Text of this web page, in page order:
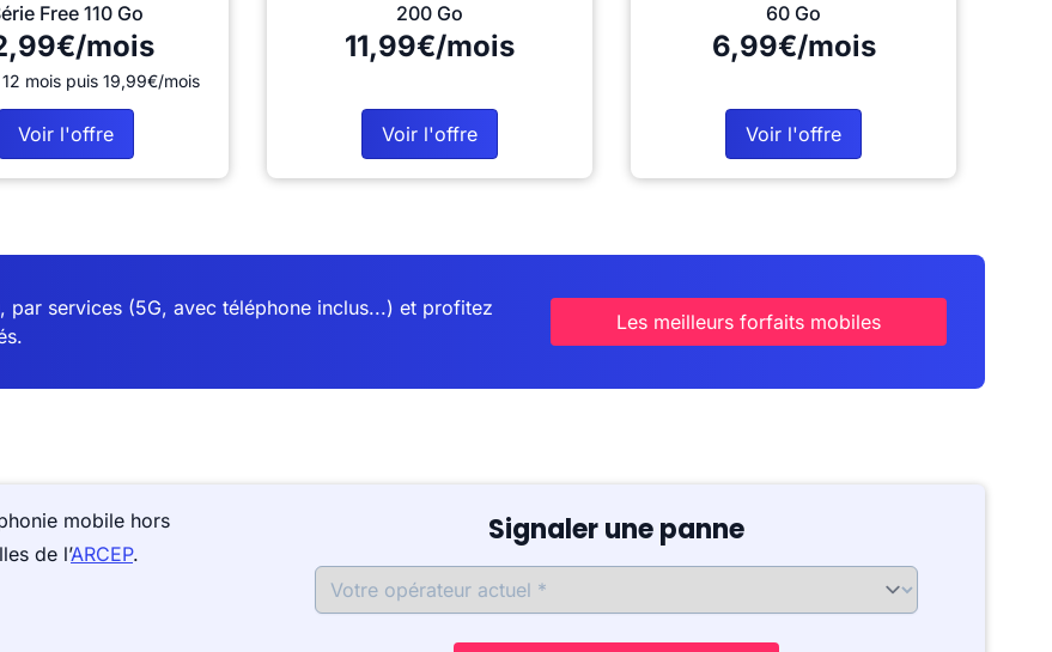
Free 110 Go
mois
mois puis 19,99€/mois
Voir l'offre
200 Go
11,99€/mois
Voir l'offre
60 Go
6,99€/mois
Voir l'offre
services (5G, avec téléphone inclus...) et profitez
Les meilleurs forfaits mobiles
mobile hors
de l’ARCEP.
Signaler une panne